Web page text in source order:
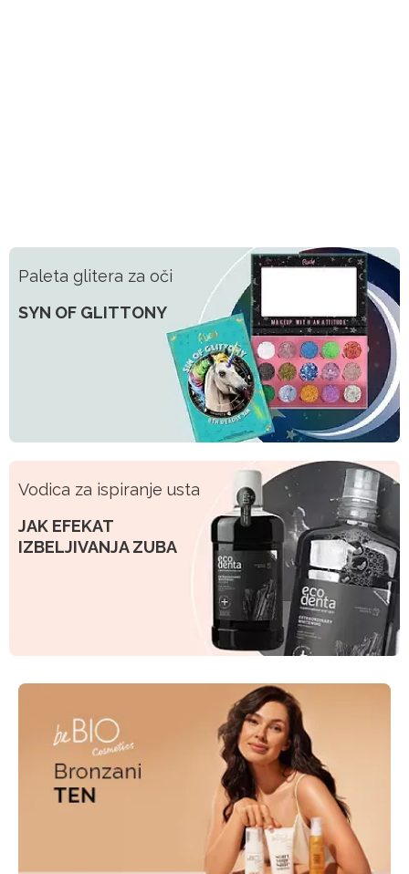
Paleta glitera za oči
SYN OF GLITTONY
Vodica za ispiranje usta
JAK EFEKAT
IZBELJIVANJA ZUBA